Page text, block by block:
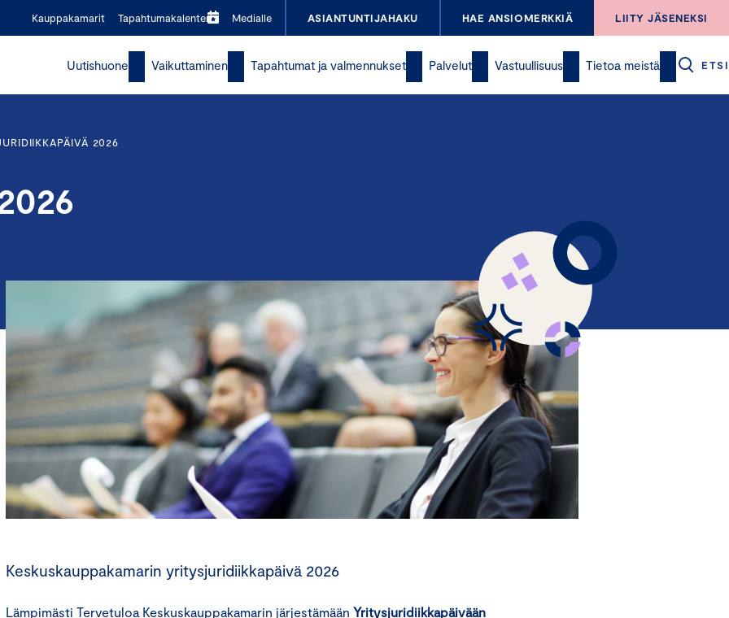
Kauppakamarit Tapahtumakalenteri Medialle ASIANTUNTIJAHAKU HAE ANSIOMERKKIÄ LIITY JÄSENEKSI
Uutishuone Vaikuttaminen Tapahtumat ja valmennukset Palvelut Vastuullisuus Tietoa meistä ETSI
2026
Keskuskauppakamarin yritysjuridiikkapäivä 2026
Lämpimästi Tervetuloa Keskuskauppakamarin järjestämään Yritysjuridiikkapäivään